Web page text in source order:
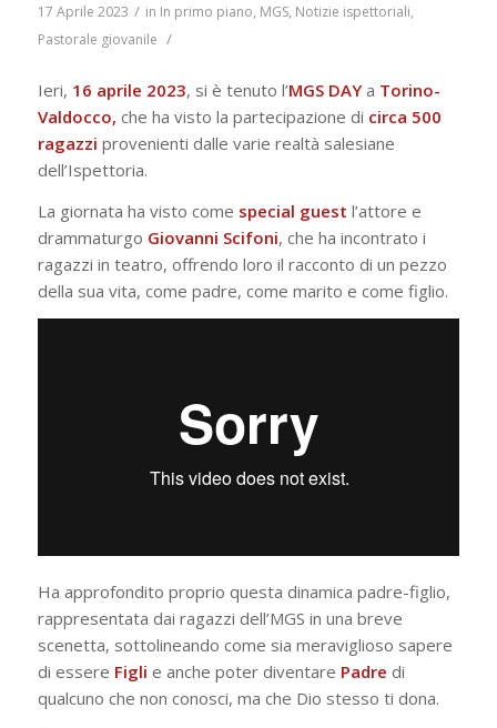
17 Aprile 2023 / in In primo piano, MGS, Notizie ispettoriali,
Pastorale giovanile /
Ieri, 16 aprile 2023, si è tenuto l’MGS DAYa Torino-
Valdocco, che ha visto la partecipazione di circa 500
ragazzi provenienti dalle varie realtà salesiane
dell’Ispettoria.
La giornata ha visto come special guest l’attore e
drammaturgo Giovanni Scifoni, che ha incontrato i
ragazzi in teatro, offrendo loro il racconto di un pezzo
della sua vita, come padre, come marito e come figlio.
Ha approfondito proprio questa dinamica padre-figlio,
rappresentata dai ragazzi dell’MGS in una breve
scenetta, sottolineando come sia meraviglioso sapere
di essere Figli e anche poter diventare Padre di
qualcuno che non conosci, ma che Dio stesso ti dona.